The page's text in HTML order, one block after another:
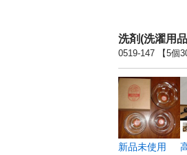
洗剤(洗濯用
0519-147 【5個
新品未使用